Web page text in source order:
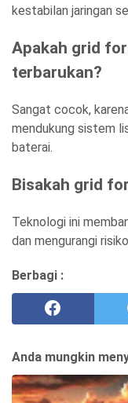
kestabilan jaringan
Apakah grid
terbarukan?
Sangat cocok,
mendukung sistem
baterai.
Bisakah grid
Teknologi ini
dan mengurangi
Berbagi :
Anda mungkin